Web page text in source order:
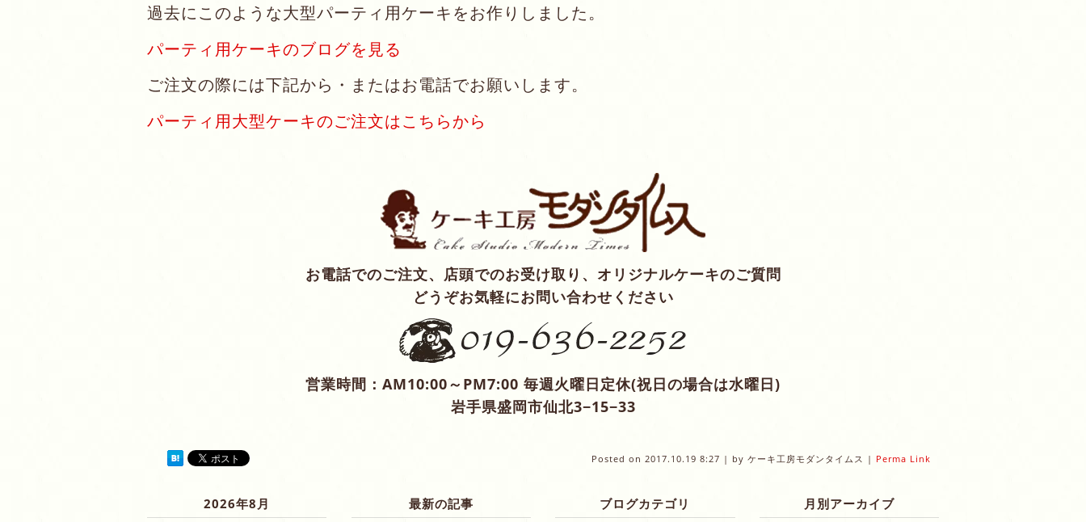
過去にこのような大型パーティ用ケーキをお作りしました。
パーティ用ケーキのブログを見る
ご注文の際には下記から・またはお電話でお願いします。
パーティ用大型ケーキのご注文はこちらから
お電話でのご注文、店頭でのお受け取り、オリジナルケーキのご質問
どうぞお気軽にお問い合わせください
営業時間：AM10:00～PM7:00 毎週火曜日定休(祝日の場合は水曜日)
岩手県盛岡市仙北3−15−33
Posted on 2017.10.19 8:27 | by ケーキ工房モダンタイムス | Perma Link
2026年8月 最新の記事 ブログカテゴリ 月別アーカイブ